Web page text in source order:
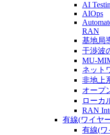
AI
AIOps
RAN
基地局
干渉波
MU-
ネット
非地上
オープ
ローカ
RAN
有線(ワイヤ
有線(ワ